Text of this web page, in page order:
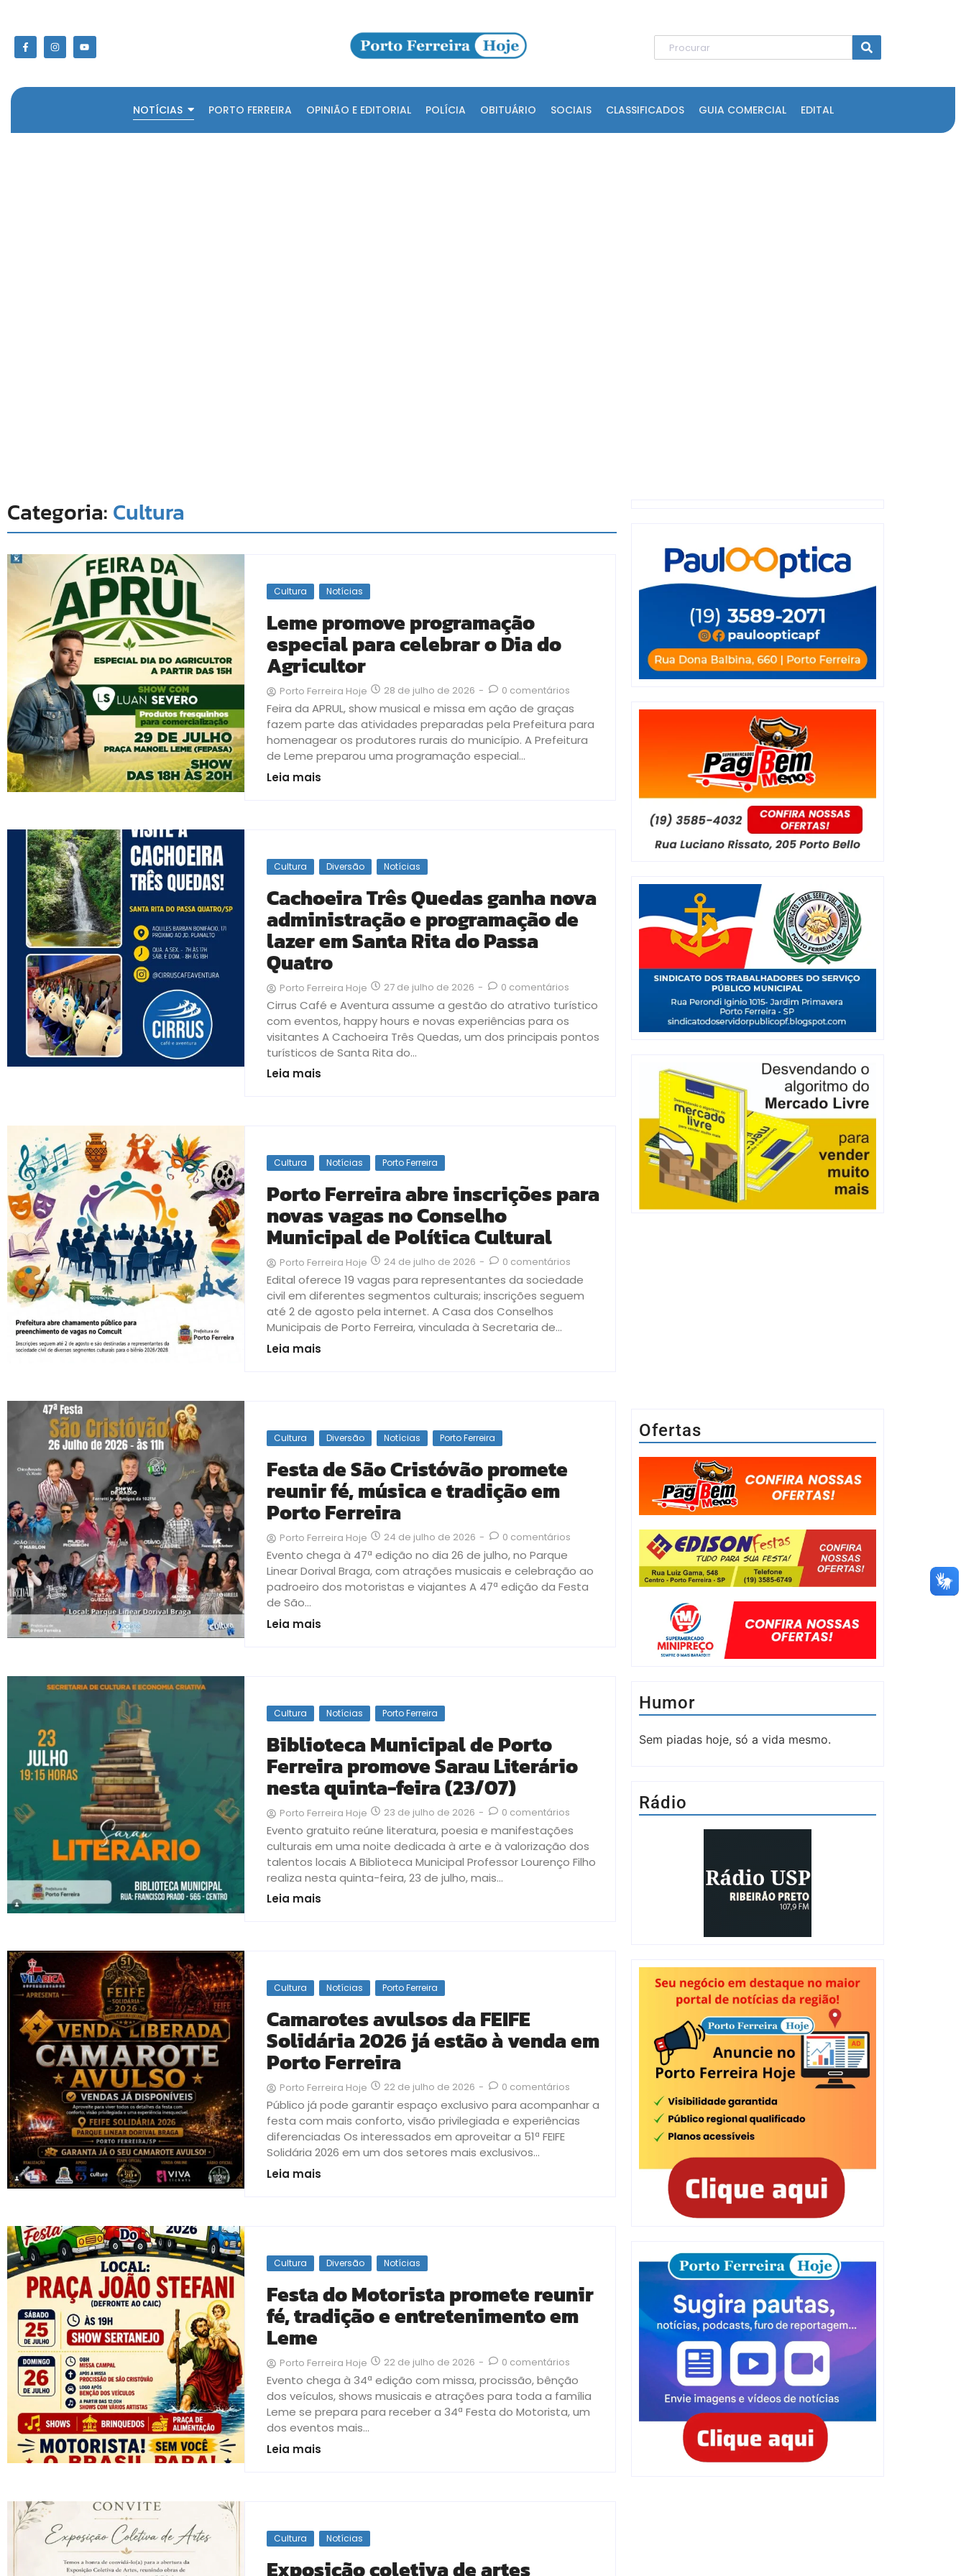
NOTÍCIAS PORTO FERREIRA OPINIÃO E EDITORIAL POLÍCIA OBITUÁRIO SOCIAIS CLASSIFICADOS GUIA COMERCIAL EDITAL
Categoria: Cultura
Cultura Notícias
Leme promove programação
especial para celebrar o Dia do
Agricultor
Porto Ferreira Hoje 28 de julho de 2026 - 0 comentários
Feira da APRUL, show musical e missa em ação de graças
fazem parte das atividades preparadas pela Prefeitura para
homenagear os produtores rurais do município. A Prefeitura
de Leme preparou uma programação especial...
Leia mais
Cultura Diversão Notícias
Cachoeira Três Quedas ganha nova
administração e programação de
lazer em Santa Rita do Passa
Quatro
Porto Ferreira Hoje 27 de julho de 2026 - 0 comentários
Cirrus Café e Aventura assume a gestão do atrativo turístico
com eventos, happy hours e novas experiências para os
visitantes A Cachoeira Três Quedas, um dos principais pontos
turísticos de Santa Rita do...
Leia mais
Cultura Notícias Porto Ferreira
Porto Ferreira abre inscrições para
novas vagas no Conselho
Municipal de Política Cultural
Porto Ferreira Hoje 24 de julho de 2026 - 0 comentários
Edital oferece 19 vagas para representantes da sociedade
civil em diferentes segmentos culturais; inscrições seguem
até 2 de agosto pela internet. A Casa dos Conselhos
Municipais de Porto Ferreira, vinculada à Secretaria de...
Leia mais
Cultura Diversão Notícias Porto Ferreira
Festa de São Cristóvão promete
reunir fé, música e tradição em
Porto Ferreira
Porto Ferreira Hoje 24 de julho de 2026 - 0 comentários
Evento chega à 47ª edição no dia 26 de julho, no Parque
Linear Dorival Braga, com atrações musicais e celebração ao
padroeiro dos motoristas e viajantes A 47ª edição da Festa
de São...
Leia mais
Cultura Notícias Porto Ferreira
Biblioteca Municipal de Porto
Ferreira promove Sarau Literário
nesta quinta-feira (23/07)
Porto Ferreira Hoje 23 de julho de 2026 - 0 comentários
Evento gratuito reúne literatura, poesia e manifestações
culturais em uma noite dedicada à arte e à valorização dos
talentos locais A Biblioteca Municipal Professor Lourenço Filho
realiza nesta quinta-feira, 23 de julho, mais...
Leia mais
Cultura Notícias Porto Ferreira
Camarotes avulsos da FEIFE
Solidária 2026 já estão à venda em
Porto Ferreira
Porto Ferreira Hoje 22 de julho de 2026 - 0 comentários
Público já pode garantir espaço exclusivo para acompanhar a
festa com mais conforto, visão privilegiada e experiências
diferenciadas Os interessados em aproveitar a 51ª FEIFE
Solidária 2026 em um dos setores mais exclusivos...
Leia mais
Cultura Diversão Notícias
Festa do Motorista promete reunir
fé, tradição e entretenimento em
Leme
Porto Ferreira Hoje 22 de julho de 2026 - 0 comentários
Evento chega à 34ª edição com missa, procissão, bênção
dos veículos, shows musicais e atrações para toda a família
Leme se prepara para receber a 34ª Festa do Motorista, um
dos eventos mais...
Leia mais
Cultura Notícias
Exposição coletiva de artes
Ofertas
Humor
Sem piadas hoje, só a vida mesmo.
Rádio